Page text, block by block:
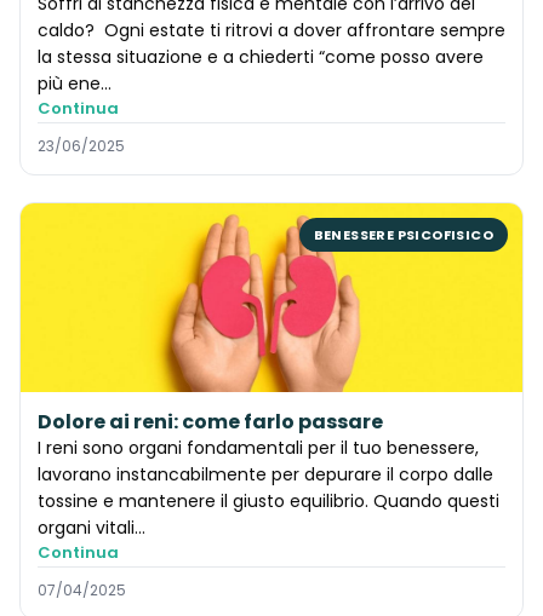
caldo? Ogni estate ti ritrovi a dover affrontare sempre
la stessa situazione e a chiederti “come posso avere
più ene...
Continua
23/06/2025
BENESSERE PSICOFISICO
Dolore ai reni: come farlo passare
I reni sono organi fondamentali per il tuo benessere,
lavorano instancabilmente per depurare il corpo dalle
tossine e mantenere il giusto equilibrio. Quando questi
organi vitali...
Continua
07/04/2025